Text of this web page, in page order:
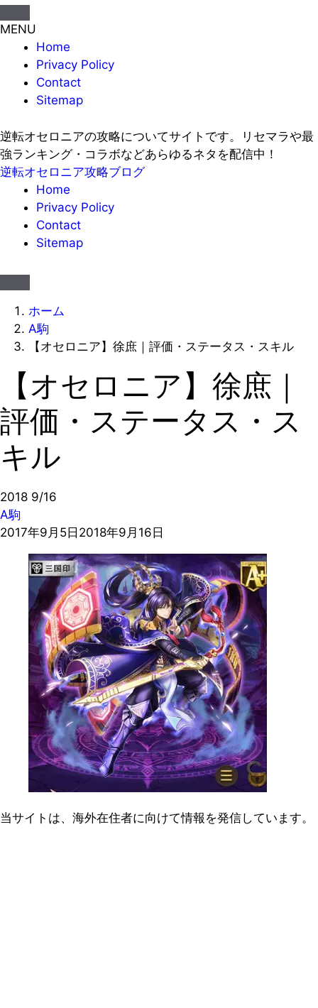
MENU
Home
Privacy Policy
Contact
Sitemap
逆転オセロニアの攻略についてサイトです。リセマラや最
強ランキング・コラボなどあらゆるネタを配信中！
逆転オセロニア攻略ブログ
Home
Privacy Policy
Contact
Sitemap
ホーム
A駒
【オセロニア】徐庶｜評価・ステータス・スキル
【オセロニア】徐庶｜
評価・ステータス・ス
キル
2018 9/16
A駒
2017年9月5日 2018年9月16日
当サイトは、海外在住者に向けて情報を発信しています。